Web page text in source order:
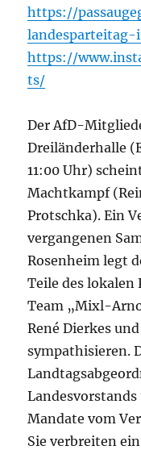
https://
https://
ts/
Der AfD-
Dreiländerhalle
11:00 Uhr)
Machtkampf
Protschka). Ein
vergangenen
Rosenheim legt
Teile des lokalen
Team „Mixl-
René Dierkes
sympathisieren.
Mandate vom
Sie verbreiten